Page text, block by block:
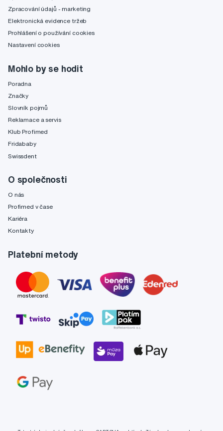
Zpracování údajů - marketing
Elektronická evidence tržeb
Prohlášení o používání cookies
Nastavení cookies
Mohlo by se hodit
Poradna
Značky
Slovník pojmů
Reklamace a servis
Klub Profimed
Fridababy
Swissdent
O společnosti
O nás
Profimed v čase
Kariéra
Kontakty
Platební metody